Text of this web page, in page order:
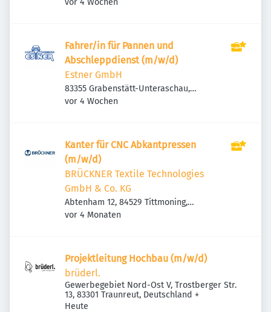
83093 Bad Endorf, Deutschland
vor 4 Wochen
Fahrer/in für Pannen und
Abschleppdienst (m/w/d)
Estner GmbH
83355 Grabenstätt-Unteraschau,
Deutschland
Veröffentlicht
vor 4 Wochen
Kanter für CNC Abkantpressen
(m/w/d)
BRÜCKNER Textile Technologies
GmbH & Co. KG
Abtenham 12, 84529 Tittmoning,
Deutschland
Veröffentlicht:
vor 4 Monaten
Projektleitung Hochbau (m/w/d)
brüderl.
Gewerbegebiet Nord-Ost V, Trostberger Str.
13, 83301 Traunreut, Deutschland +
Veröffentlicht
Heute